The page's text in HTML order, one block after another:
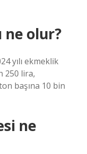
ne olur?
yılı ekmeklik
250 lira,
başına 10 bin
ne